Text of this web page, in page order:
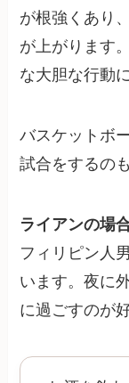
が根強くあり
が上がります
な大胆な行動
バスケットボ
試合をするの
ライアンの場
フィリピン人
います。夜に
に過ごすのが